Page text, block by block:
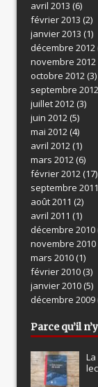
avril 2013 (6)
février 2013 (2)
janvier 2013 (1)
décembre 2012
novembre 2012
octobre 2012(3)
septembre 2012
juillet 2012(3)
juin 2012(5)
mai 2012(4)
avril 2012(1)
mars 2012(6)
février 2012(17)
septembre 2011
août 2011 (2)
avril 2011 (1)
décembre 2010
novembre 2010
mars 2010(1)
février 2010(3)
janvier 2010(5)
décembre 2009
Parce qu’il